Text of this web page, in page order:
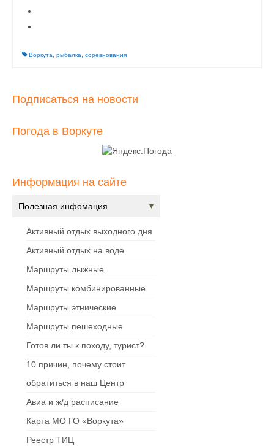
Воркута рыбалка соревнования
Подписаться на новости
Погода в Воркуте
Информация на сайте
Полезная инфомация
Активный отдых выходного дня
Активный отдых на воде
Маршруты лыжные
Маршруты комбинированные
Маршруты этнические
Маршруты пешеходные
Готов ли ты к походу, турист?
10 причин, почему стоит
обратиться в наш Центр
Авиа и ж/д расписание
Карта МО ГО «Воркута»
Реестр ТИЦ